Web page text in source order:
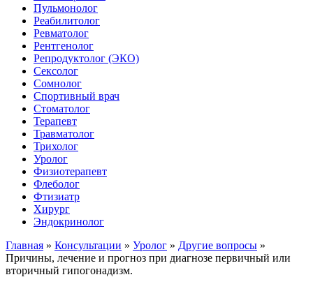
Пульмонолог
Реабилитолог
Ревматолог
Рентгенолог
Репродуктолог (ЭКО)
Сексолог
Сомнолог
Спортивный врач
Стоматолог
Терапевт
Травматолог
Трихолог
Уролог
Физиотерапевт
Флеболог
Фтизиатр
Хирург
Эндокринолог
Главная » Консультации » Уролог » Другие вопросы »
Причины, лечение и прогноз при диагнозе первичный или
вторичный гипогонадизм.